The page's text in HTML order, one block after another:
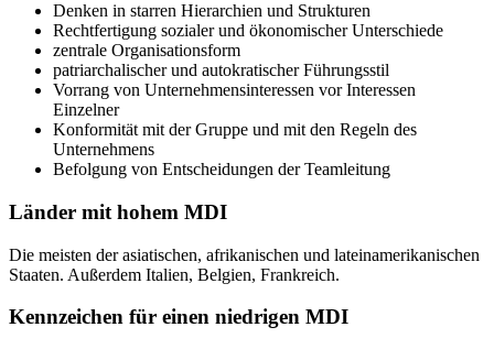
Denken in starren Hierarchien und Strukturen
Rechtfertigung sozialer und ökonomischer Unterschiede
zentrale Organisationsform
patriarchalischer und autokratischer Führungsstil
Vorrang von Unternehmensinteressen vor Interessen
Einzelner
Konformität mit der Gruppe und mit den Regeln des
Unternehmens
Befolgung von Entscheidungen der Teamleitung
Länder mit hohem MDI
Die meisten der asiatischen, afrikanischen und lateinamerikanischen
Staaten. Außerdem Italien, Belgien, Frankreich.
Kennzeichen für einen niedrigen MDI